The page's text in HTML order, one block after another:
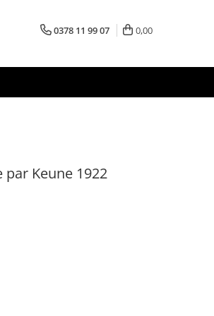
0378 11 99 07 0,00
Keune 1922